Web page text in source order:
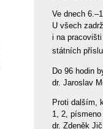
Ve dnech
U všech
i na
státních
Do 96 hodin
dr. Jaroslav
Proti dalším,
1, 2,
dr. Zdeněk